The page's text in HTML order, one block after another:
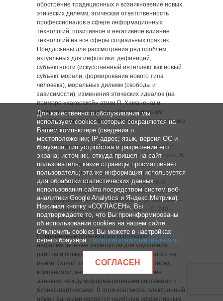
обострение традиционных и возникновение новых
этических дилемм, этическая ответственность
профессионалов в сфере информационных
технологий, позитивное и негативное влияние
технологий на все сферы социальных практик.
Предложены для рассмотрения ряд проблем,
актуальных для инфоэтики: дефиниций,
субъектности (искусственный интеллект как новый
субъект морали, формирование нового типа
человека), моральных дилемм (свободы и
зависимости), изменения этических идеалов (на
примере «хакерской» этики П. Химанена) и
девиантного поведения в информационном
пространстве, размывания границ между этичным и
неэтичным.
ВзаимосвязьНИОКР, перетоков знаний и
динамики экономического роста /Д. В. Чупа, Ж.
С. Пашнина, О. Д. Расулова [и др.] // Умные
технологии в современном мире : материалы
VI Всероссийской научно-практической
конференции, 22‒23 ноября 2023 года / под
редакцией И. А. Соловьевой, Е. Д. Вайсман. ‒
Челябинск : ЮУрГУ, 2024. ‒ Т. 1. ‒ C. 249‒
245. ‒ Библиогр.: с. 245 (8 назв.).
Современные организации используют
информационные технологии для улучшения
работы и повышения конкурентоспособности на
рынке. Одной из важных задач, стоящих перед
компаниями, является эффективный обмен
данными между информационными системами и
бизнес-партнёрами. В этом контексте, электронный
обмен данными является наиболее эффективным
Для качественного обслуживания мы
используем cookies, которые сохраняются на
Вашем компьютере (сведения о
местоположении; IP-адрес; язык, версия ОС и
браузера; тип устройства и разрешение его
экрана; источник, откуда пришел на сайт
пользователь; какие страницы просматривает
пользователь; эта же информация используется
для обработки статистических данных
использования сайта посредством систем веб-
аналитики Google Analytics и Яндекс.Метрика).
Нажимая кнопку «СОГЛАСЕН», Вы
подтверждаете то, что Вы проинформированы
об использовании cookies на нашем сайте.
Отключить cookies Вы можете в настройках
своего браузера.Политика конфиденциальности.
СОГЛАСЕН